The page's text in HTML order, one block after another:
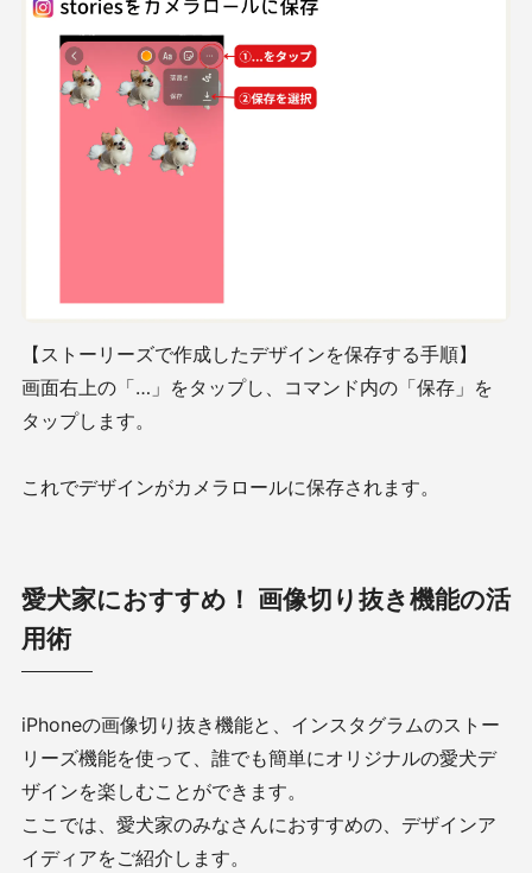
【ストーリーズで作成したデザインを保存する手順】
画面右上の「…」をタップし、コマンド内の「保存」を
タップします。
これでデザインがカメラロールに保存されます。
愛犬家におすすめ！ 画像切り抜き機能の活
用術
iPhoneの画像切り抜き機能と、インスタグラムのストー
リーズ機能を使って、誰でも簡単にオリジナルの愛犬デ
ザインを楽しむことができます。
ここでは、愛犬家のみなさんにおすすめの、デザインア
イディアをご紹介します。